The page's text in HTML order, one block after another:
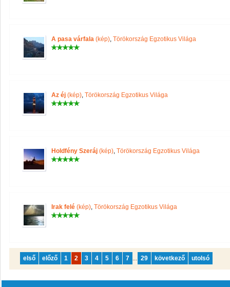
A pasa várfala (kép), Törökország Egzotikus Világa
Az éj (kép), Törökország Egzotikus Világa
Holdfény Szeráj (kép), Törökország Egzotikus Világa
Irak felé (kép), Törökország Egzotikus Világa
első előző 1 2 3 4 5 6 7 ... 29 következő utolsó